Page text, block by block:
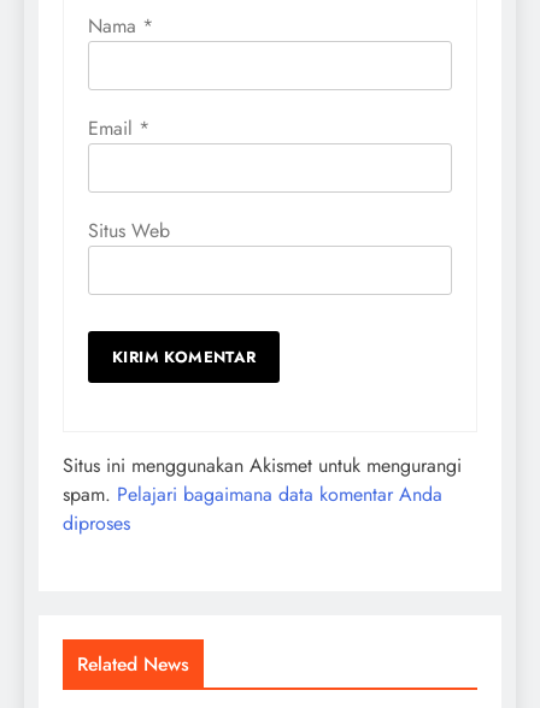
Nama *
Email *
Situs Web
Situs ini menggunakan Akismet untuk mengurangi
spam. Pelajari bagaimana data komentar Anda
diproses
Related News